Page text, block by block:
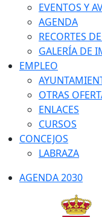
EVENTOS Y
AGENDA
RECORTES
GALERÍA DE
EMPLEO
OTRAS
ENLACES
CURSOS
CONCEJOS
LABRAZA
AGENDA 2030